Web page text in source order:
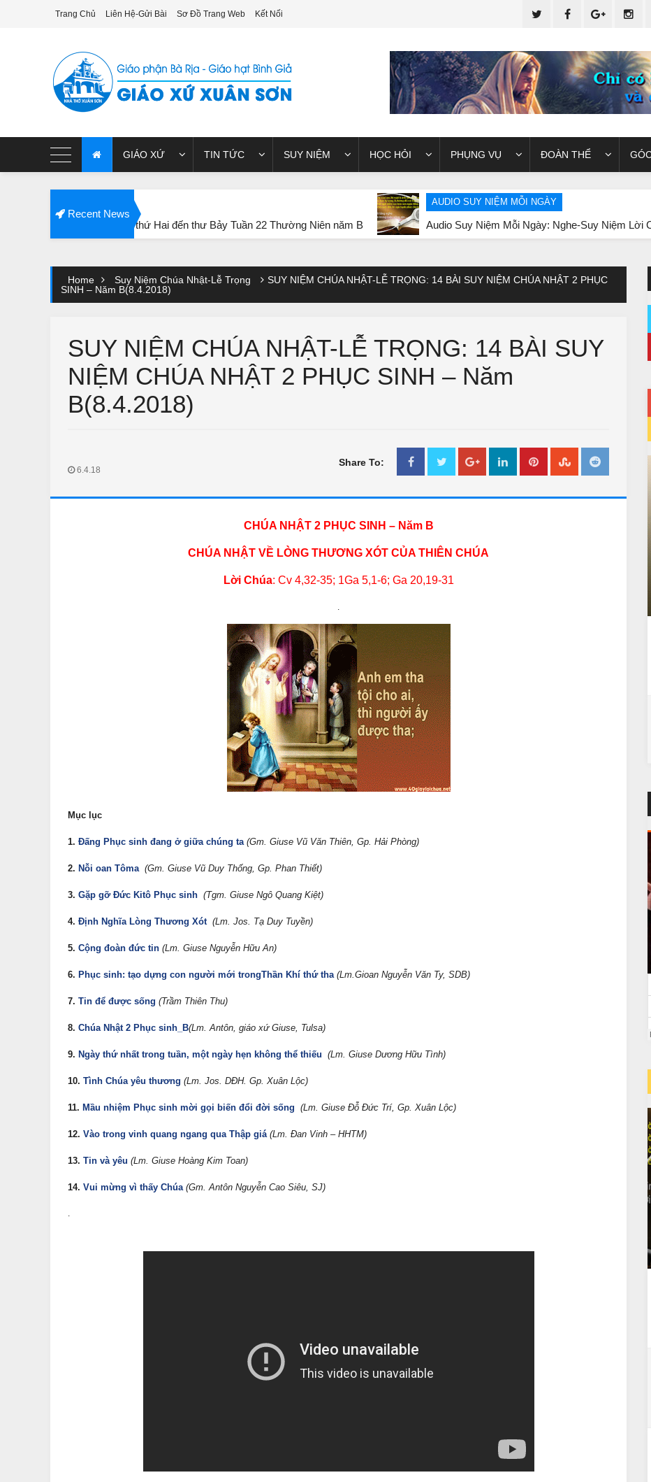
Trang Chủ Liên Hệ-Gửi Bài Sơ Đồ Trang Web Kết Nối
GIÁO XỨ TIN TỨC SUY NIỆM HỌC HỎI PHỤNG VỤ ĐOÀN THỂ
Recent News
Lời Chúa thứ Hai đến thư Bảy Tuần 22 Thường Niên năm B
AUDIO SUY NIỆM MỖI NGÀY
Audio Suy Niệm Mỗi Ngày: Nghe-Suy Niệm Lời Chúa thứ Hai
Home Suy Niệm Chúa Nhật-Lễ Trọng
SUY NIỆM CHÚA NHẬT-LỄ TRỌNG: 14 BÀI SUY NIỆM CHÚA NHẬT 2 PHỤC
SINH – Năm B(8.4.2018)
SUY NIỆM CHÚA NHẬT-LỄ TRỌNG: 14 BÀI SUY
NIỆM CHÚA NHẬT 2 PHỤC SINH – Năm
B(8.4.2018)
6.4.18
Share To:
CHÚA NHẬT 2 PHỤC SINH – Năm B
CHÚA NHẬT VỀ LÒNG THƯƠNG XÓT CỦA THIÊN CHÚA
Lời Chúa: Cv 4,32-35; 1Ga 5,1-6; Ga 20,19-31
.
Mục lục
1. Đấng Phục sinh đang ở giữa chúng ta (Gm. Giuse Vũ Văn Thiên, Gp. Hải Phòng)
2. Nỗi oan Tôma (Gm. Giuse Vũ Duy Thống, Gp. Phan Thiết)
3. Gặp gỡ Đức Kitô Phục sinh (Tgm. Giuse Ngô Quang Kiệt)
4. Định Nghĩa Lòng Thương Xót (Lm. Jos. Tạ Duy Tuyền)
5. Cộng đoàn đức tin (Lm. Giuse Nguyễn Hữu An)
6. Phục sinh: tạo dựng con người mới trongThần Khí thứ tha (Lm.Gioan Nguyễn Văn Ty, SDB)
7. Tin để được sống (Trầm Thiên Thu)
8. Chúa Nhật 2 Phục sinh_B(Lm. Antôn, giáo xứ Giuse, Tulsa)
9. Ngày thứ nhất trong tuần, một ngày hẹn không thể thiếu (Lm. Giuse Dương Hữu Tình)
10. Tình Chúa yêu thương (Lm. Jos. DĐH. Gp. Xuân Lộc)
11. Mầu nhiệm Phục sinh mời gọi biến đổi đời sống (Lm. Giuse Đỗ Đức Trí, Gp. Xuân Lộc)
12. Vào trong vinh quang ngang qua Thập giá (Lm. Đan Vinh – HHTM)
13. Tin và yêu (Lm. Giuse Hoàng Kim Toan)
14. Vui mừng vì thấy Chúa (Gm. Antôn Nguyễn Cao Siêu, SJ)
.